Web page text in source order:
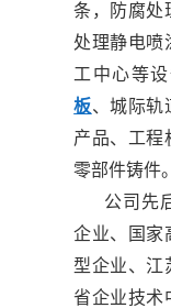
条，防腐处
处理静电喷
工中心等
板、城际轨
产品、工程
零部件铸件。
公司先
企业、国家
型企业、江
省企业技术